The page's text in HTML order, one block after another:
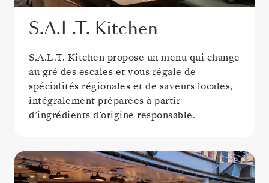
S.A.L.T. Kitchen
S.A.L.T. Kitchen propose un menu qui change
au gré des escales et vous régale de
spécialités régionales et de saveurs locales,
intégralement préparées à partir
d’ingrédients d’origine responsable.